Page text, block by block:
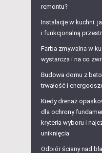
remontu?
Instalacje w kuchni:
i funkcjonalną
Farba zmywalna w
wystarcza i na co
Budowa domu z
trwałość i
Kiedy drenaż
dla ochrony
kryteria wyboru i
uniknięcia
Odbiór ściany nad